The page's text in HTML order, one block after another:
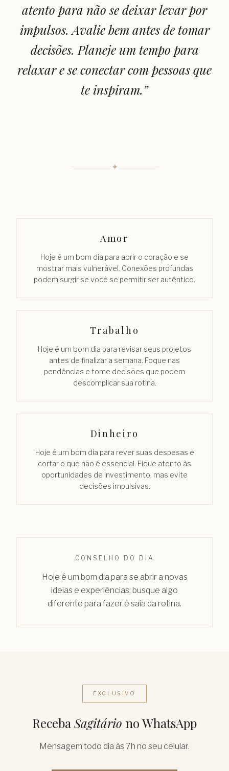
atento para não se deixar levar por
impulsos. Avalie bem antes de tomar
decisões. Planeje um tempo para
relaxar e se conectar com pessoas que
te inspiram.”
✦
Amor
Hoje é um bom dia para abrir o coração e se
mostrar mais vulnerável. Conexões profundas
podem surgir se você se permitir ser autêntico.
Trabalho
Hoje é um bom dia para revisar seus projetos
antes de finalizar a semana. Foque nas
pendências e tome decisões que podem
descomplicar sua rotina.
Dinheiro
Hoje é um bom dia para rever suas despesas e
cortar o que não é essencial. Fique atento às
oportunidades de investimento, mas evite
decisões impulsivas.
CONSELHO DO DIA
Hoje é um bom dia para se abrir a novas
ideias e experiências; busque algo
diferente para fazer e saia da rotina.
EXCLUSIVO
RecebaSagitário no WhatsApp
Mensagem todo dia às 7h no seu celular.